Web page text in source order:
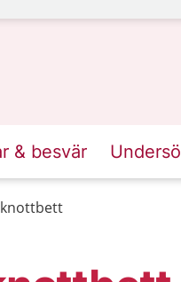
& besvär